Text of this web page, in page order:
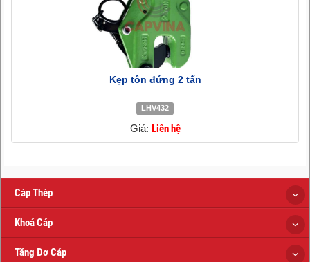
Kẹp tôn đứng 2 tấn
LHV432
Giá: Liên hệ
Cáp Thép
Khoá Cáp
Tăng Đơ Cáp